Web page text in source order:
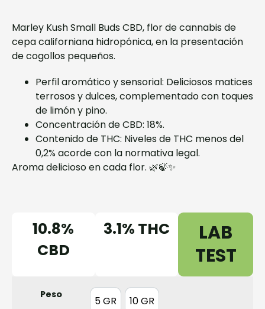
Marley Kush Small Buds CBD, flor de cannabis de
cepa californiana hidropónica, en la presentación
de cogollos pequeños.
Perfil aromático y sensorial: Deliciosos matices
terrosos y dulces, complementado con toques
de limón y pino.
Concentración de CBD: 18%.
Contenido de THC: Niveles de THC menos del
0,2% acorde con la normativa legal.
Aroma delicioso en cada flor. 🌿🍃✨
10.8%
CBD
3.1% THC
LAB
TEST
Peso 5 GR 10 GR